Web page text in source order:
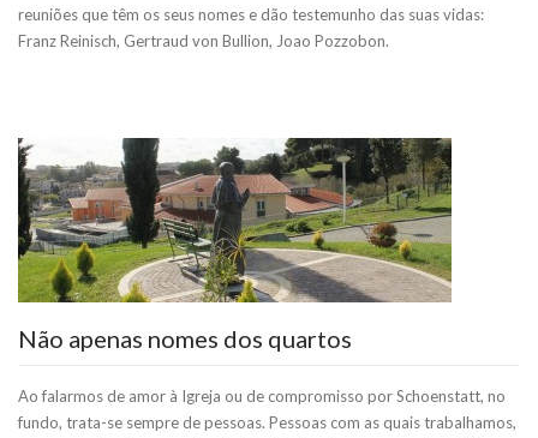
reuniões que têm os seus nomes e dão testemunho das suas vidas:
Franz Reinisch, Gertraud von Bullion, Joao Pozzobon.
Não apenas nomes dos quartos
Ao falarmos de amor à Igreja ou de compromisso por Schoenstatt, no
fundo, trata-se sempre de pessoas. Pessoas com as quais trabalhamos,